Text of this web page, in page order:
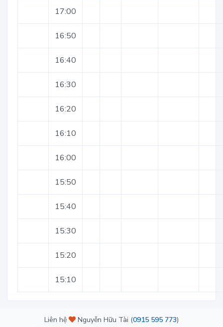
17:00
16:50
16:40
16:30
16:20
16:10
16:00
15:50
15:40
15:30
15:20
15:10
Liên hệ Nguyễn Hữu Tài (0915 595 773)